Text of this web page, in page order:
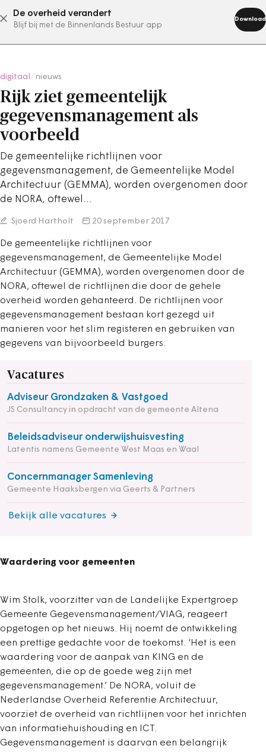
De overheid verandert
Blijf bij met de Binnenlands Bestuur app
Download
abonneer nu
digitaal nieuws
Rijk ziet gemeentelijk
gegevensmanagement als
voorbeeld
De gemeentelijke richtlijnen voor
gegevensmanagement, de Gemeentelijke Model
Architectuur (GEMMA), worden overgenomen door
de NORA, oftewel…
Sjoerd Hartholt 20 september 2017
De gemeentelijke richtlijnen voor
gegevensmanagement, de Gemeentelijke Model
Architectuur (GEMMA), worden overgenomen door de
NORA, oftewel de richtlijnen die door de gehele
overheid worden gehanteerd. De richtlijnen voor
gegevensmanagement bestaan kort gezegd uit
manieren voor het slim registeren en gebruiken van
gegevens van bijvoorbeeld burgers.
Vacatures
Adviseur Grondzaken & Vastgoed
JS Consultancy in opdracht van de gemeente Altena
Beleidsadviseur onderwijshuisvesting
Latentis namens Gemeente West Maas en Waal
Concernmanager Samenleving
Gemeente Haaksbergen via Geerts & Partners
Bekijk alle vacatures
Waardering voor gemeenten
Wim Stolk, voorzitter van de Landelijke Expertgroep
Gemeente Gegevensmanagement/VIAG, reageert
opgetogen op het nieuws. Hij noemt de ontwikkeling
een prettige gedachte voor de toekomst. ‘Het is een
waardering voor de aanpak van KING en de
gemeenten, die op de goede weg zijn met
gegevensmanagement.’ De NORA, voluit de
Nederlandse Overheid Referentie Architectuur,
voorziet de overheid van richtlijnen voor het inrichten
van informatiehuishouding en ICT.
Gegevensmanagement is daarvan een belangrijk